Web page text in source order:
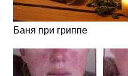
Баня при гриппе